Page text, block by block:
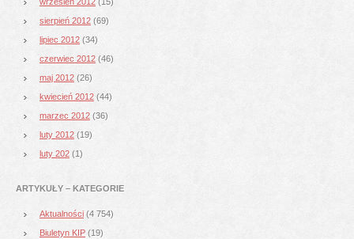
sierpień 2012 (69)
lipiec 2012 (34)
czerwiec 2012 (46)
maj 2012 (26)
kwiecień 2012 (44)
marzec 2012 (36)
luty 2012 (19)
luty 202 (1)
ARTYKUŁY – KATEGORIE
Aktualności (4 754)
Biuletyn KIP (19)